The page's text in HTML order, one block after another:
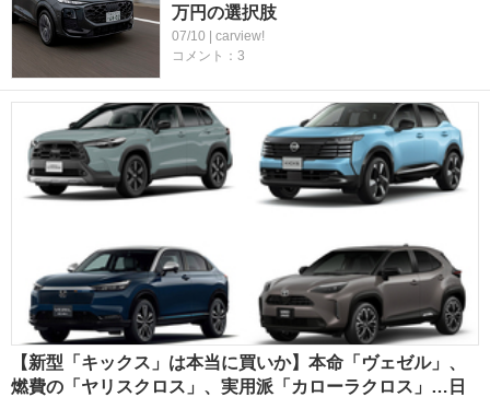
万円の選択肢
07/10 | carview!
コメント：3
【新型「キックス」は本当に買いか】本命「ヴェゼル」、
燃費の「ヤリスクロス」、実用派「カローラクロス」…日